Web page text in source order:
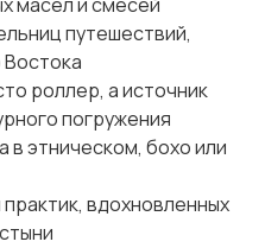
путешествий,
Востока
роллер, а источник
погружения
в этническом, бохо или
вдохновленных